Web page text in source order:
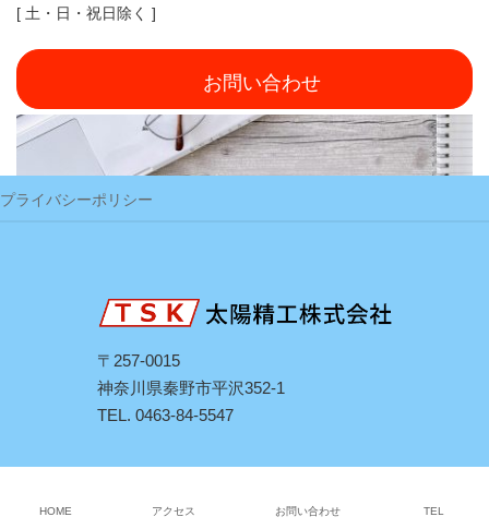
[ 土・日・祝日除く ]
お問い合わせ
プライバシーポリシー
〒257-0015
神奈川県秦野市平沢352-1
TEL. 0463-84-5547
HOME アクセス お問い合わせ TEL